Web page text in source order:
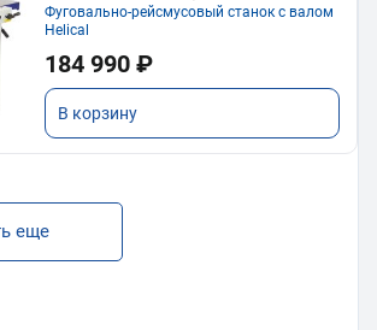
Фуговально-рейсмусовый станок с валом
Helical
184 990 ₽
В корзину
еще